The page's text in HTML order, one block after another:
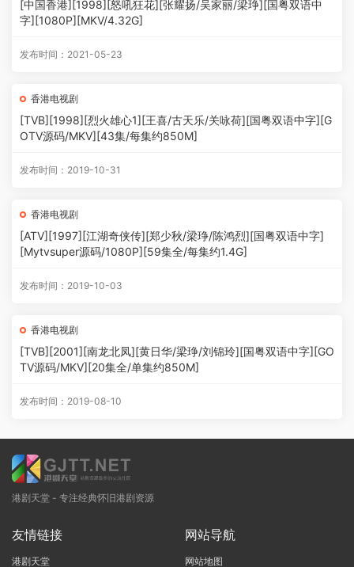
[中国香港][1998][怒吼狂花][张耀扬/吴家丽/梁琤][国粤双语中
字][1080P][MKV/4.32G]
发布时间：2021-05-23
香港电视剧
[TVB][1998][烈火雄心1][王喜/古天乐/关咏荷][国粤双语中字][G
OTV源码/MKV][43集/每集约850M]
发布时间：2019-10-31
香港电视剧
[ATV][1997][江湖奇侠传][郑少秋/梁琤/陈鸿烈][国粤双语中字]
[Mytvsuper源码/1080P][59集全/每集约1.4G]
发布时间：2019-10-03
香港电视剧
[TVB][2001][南龙北凤][黄日华/梁琤/刘锦玲][国粤双语中字][GO
TV源码/MKV][20集全/单集约850M]
发布时间：2019-08-10
港剧天堂 - 专注经典怀旧港剧资源
友情链接
港剧天堂
网站导航
网站地图